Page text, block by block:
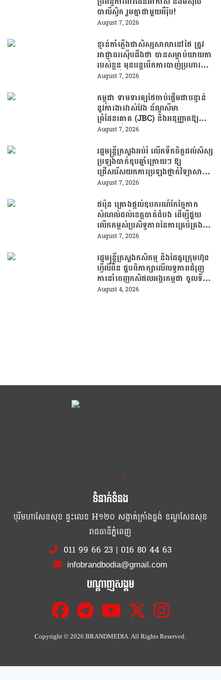
បាលីស្ទិក រួមគ្នាជាមួយអឺរ៉ុប!
August 7, 2026
ខ្មាន់កាំភ្លើងជាសិស្សសាលានៅថៃ ត្រូវ
អាជ្ញាធរស៊ើបដឹងថា បានសម្លាប់យាយតា
របស់ខ្លួន មុនបន្តបើកការបាញ់ប្រហារនៅ
សាលារៀន
August 7, 2026
កម្ពុជា ទាមទារឲ្យថៃចាប់ផ្តើមជាបន្ទាន់
នូវការងារវាស់វែង ខ័ណ្ឌសីមា
ព្រំដែនគោគ (JBC) និងអនុញ្ញាតឱ្យ
ពលរដ្ឋភៀសសឹកវិលទៅលំនៅឋានវិញ
August 7, 2026
រដ្ឋមន្រ្តីក្រសួងអប់រំ លើកទឹកចិត្តដល់សិស្ស
ប្រឡងបាក់ឌុបឆ្នាំក្រោយៗ ឱ្យ
ជ្រើសរើសយកការប្រឡងថ្នាក់វិទ្យាសាស្ត្រ
ដើម្បីឆ្លើយតបទៅនឹងតម្រូវការធនធាន
August 7, 2026
ជប៉ុន គ្រោងផ្តល់ឧបករណ៍កែច្នៃកាក
សំណល់ដល់ខេត្តបាត់ដំបង ដើម្បីជួយ
លើកកម្ពស់ប្រសិទ្ធភាពនៃការគ្រប់គ្រង
សំណល់
August 7, 2026
រដ្ឋមន្រ្តីក្រសួងកសិកម្ម និងដៃគូរក្រុមហ៊ុន
ហ្វីលីពីន ជួបពិភាក្សាលើលទ្ធភាពជំរុញ
ការនាំចេញកសិផលអង្ករកម្ពុជា ចូលទី
ផ្សារហ្វីលីពីន
August 4, 2026
ខ្លឹម ខ្លី រហ័ស
ទំនាក់ទំនង
បុរីមហាសែនសុខ ផ្ទះលេខ H១២០ សង្កាត់ក្រាំងធ្នង់ ខណ្ឌសែនសុខ
រាជធានីភ្នំពេញ
011 99 66 23| 016 80 44 63
infobrandbodia@gmail.com
បណ្ដាញសង្គម
Copyright ©2026 BRANDMEDIA. All Rights Reserved.